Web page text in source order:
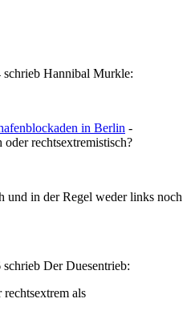
Hannibal Murkle:
in Berlin -
rechtsextremistisch?
und in der Regel weder links noch
Der Duesentrieb:
rechtsextrem als